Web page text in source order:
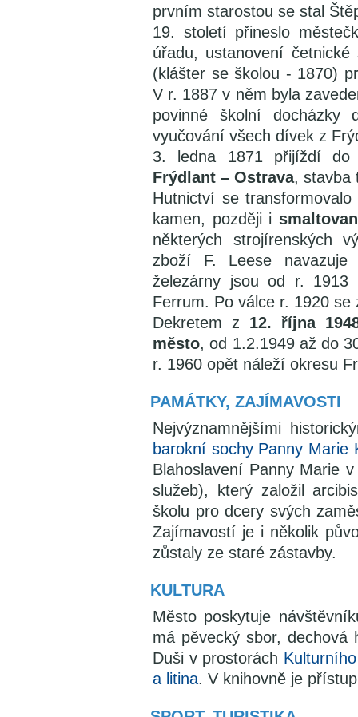
prvním starostou se stal
19. století přineslo
úřadu, ustanovení
(klášter se školou - 1870)
V r. 1887 v něm byla
povinné školní docházky
vyučování všech dívek z
3. ledna 1871 přijíždí
Frýdlant – Ostrava, stavba
Hutnictví se
kamen, později i
některých strojírenských
zboží F. Leese navazuje
železárny jsou od r. 1913
Ferrum. Po válce r. 1920
Dekretem z 12. října
město, od 1.2.1949 až do
r. 1960 opět náleží okresu
PAMÁTKY, ZAJÍMAVOSTI
Nejvýznamnějšími
barokní sochy Panny Marie
Blahoslavení Panny Marie
služeb), který založil
školu pro dcery svých
Zajímavostí je i několik
zůstaly ze staré zástavby.
KULTURA
Město poskytuje
má pěvecký sbor, dechová
Duši v prostorách
a litina. V knihovně je